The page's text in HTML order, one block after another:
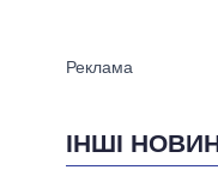
ІНШІ